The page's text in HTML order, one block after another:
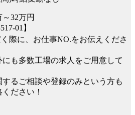
～32万円
01】
際に、お仕事NO.をお伝えくださ
も多数工場の求人をご用意して
るご相談や登録のみという方も
ださい！